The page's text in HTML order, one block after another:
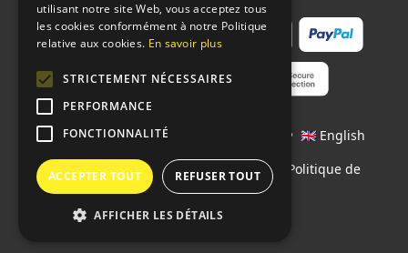
Langages: 🇮🇹 Italiano • 🇬🇧 English
Contrats • Conditions de paiement •
Politique de
confidentialité
utilisant notre site Web, vous acceptez tous
les cookies conformément à notre Politique
relative aux cookies. En savoir plus
STRICTEMENT NÉCESSAIRES
PERFORMANCE
FONCTIONNALITÉ
ACCEPTER TOUT REFUSER TOUT
AFFICHER LES DÉTAILS